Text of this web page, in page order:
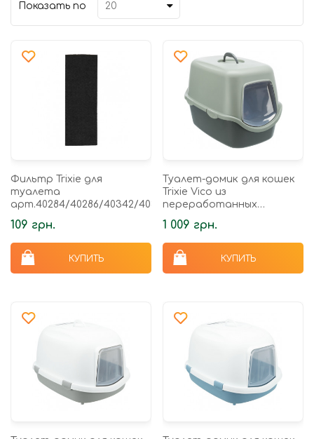
Показать по
Фильтр Trixie для
туалета
арт.40284/40286/40342/40345
109 грн.
КУПИТЬ
Туалет-домик для кошек
Trixie Vico из
переработанных
материалов,
антрацитовый/серо-
зеленый, 40 х 40 х 56 см
1 009 грн.
КУПИТЬ